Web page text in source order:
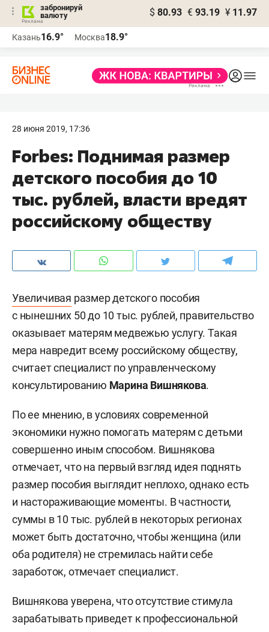
забронируй
валюту
$ 80.93 € 93.19 ¥ 11.97
Казань16.9° Москва18.9°
28 июня 2019, 17:36
Forbes: Поднимая размер
детского пособия до 10
тыс. рублей, власти вредят
российскому обществу
Увеличивая размер детского пособия
с нынешних 50 до 10 тыс. рублей, правительство
оказывает матерям медвежью услугу. Такая
мера навредит всему российскому обществу,
считает специалист по управленческому
консультированию Марина Вишнякова.
По ее мнению, в условиях современной
экономики нужно помогать матерям с детьми
совершенно иным способом. Вишнякова
отмечает, что на первый взгляд идея поднять
размер пособия выглядит неплохо, однако есть
и настораживающие моменты. В частности,
суммы в 10 тыс. рублей в некоторых регионах
может быть достаточно, чтобы женщина (или
оба родителя) не стремилась найти себе
заработок, отмечает специалист.
Вишнякова уверена, что отсутствие стимула
зарабатывать приведет к профессиональной